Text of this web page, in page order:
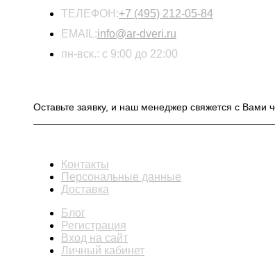
ТЕЛЕФОН:+7 (495) 212-05-84
EMAIL:info@ar-dveri.ru
пн-вск.: с 9:00 до 22:00
Оставьте заявку, и наш менеджер свяжется с Вами
Контакты
Персональные данные
Доставка
Блог
Регистрация
Вход на сайт
Личный кабинет